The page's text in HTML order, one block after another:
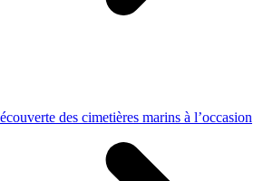
des cimetières marins à l’occasion